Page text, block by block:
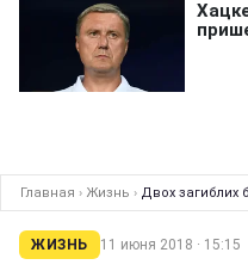
Главная › Жизнь › Двох загиблих
ЖИЗНЬ 11 июня 2018 · 15:15